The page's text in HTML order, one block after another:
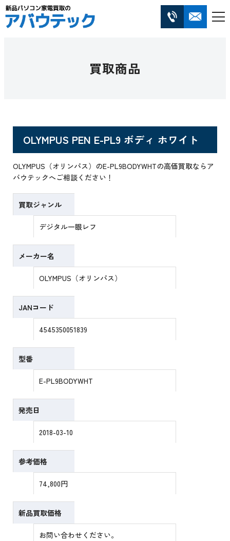
買取商品
OLYMPUS PEN E-PL9 ボディ ホワイト
OLYMPUS（オリンパス）のE-PL9BODYWHTの高価買取ならア
バウテックへご相談ください！
買取ジャンル
デジタル一眼レフ
メーカー名
OLYMPUS（オリンパス）
JANコード
4545350051839
型番
E-PL9BODYWHT
発売日
2018-03-10
参考価格
74,800円
新品買取価格
お問い合わせください。